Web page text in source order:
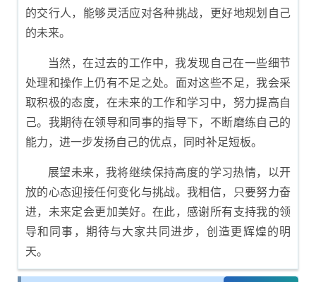
的交行人，能够灵活应对各种挑战，更好地规划自己
的未来。
当然，在过去的工作中，我发现自己在一些细节
处理和操作上仍有不足之处。面对这些不足，我会采
取积极的态度，在未来的工作和学习中，努力提高自
己。我期待在领导和同事的指导下，不断磨练自己的
能力，进一步发扬自己的优点，同时补足短板。
展望未来，我将继续保持高度的学习热情，以开
放的心态迎接任何变化与挑战。我相信，只要努力奋
进，未来定会更加美好。在此，感谢所有支持我的领
导和同事，期待与大家共同进步，创造更辉煌的明
天。